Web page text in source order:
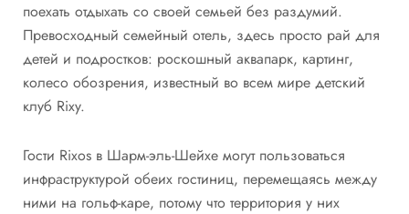
поехать отдыхать со своей семьей без раздумий.
Превосходный семейный отель, здесь просто рай для
детей и подростков: роскошный аквапарк, картинг,
колесо обозрения, известный во всем мире детский
клуб Rixy.
Гости Rixos в Шарм-эль-Шейхе могут пользоваться
инфраструктурой обеих гостиниц, перемещаясь между
ними на гольф-каре, потому что территория у них